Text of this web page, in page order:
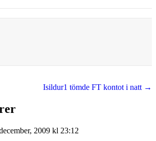
Isildur1 tömde FT kontot i natt →
2009 kl 23:12